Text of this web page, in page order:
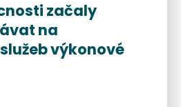
začaly
na
výkonové